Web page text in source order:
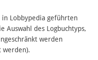
Lobbypedia geführten
Auswahl des Logbuchtyps,
werden
werden).